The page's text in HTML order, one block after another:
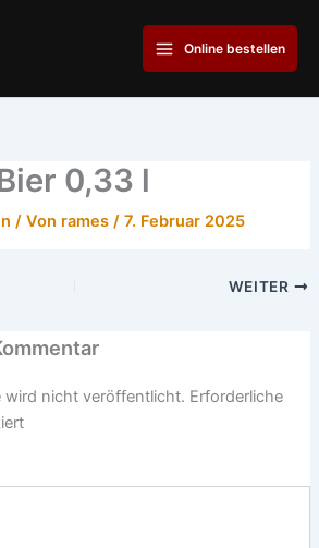
Main
Menu
Online bestellen
0,33 l
/ Von rames / 7. Februar 2025
WEITER
wird nicht veröffentlicht. Erforderliche